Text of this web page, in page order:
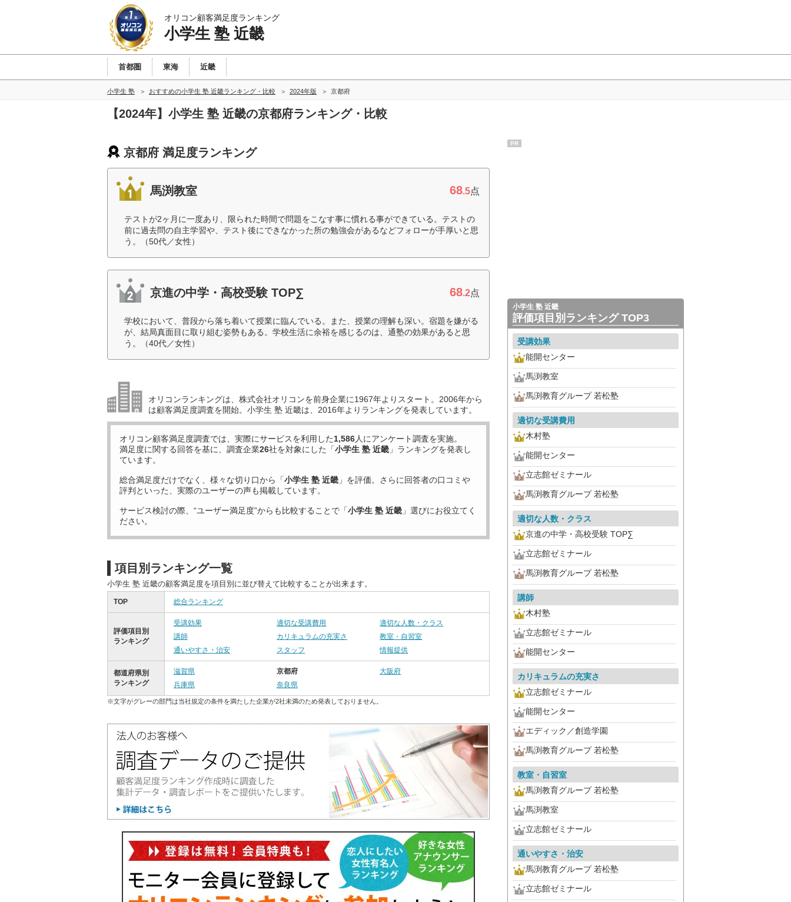
オリコン顧客満足度ランキング
小学生 塾 近畿
首都圏 東海 近畿
小学生 塾 おすすめの小学生 塾 近畿ランキング・比較 2024年版 京都府
【2024年】小学生 塾 近畿の京都府ランキング・比較
京都府 満足度ランキング
馬渕教室 68.5点
テストが2ヶ月に一度あり、限られた時間で問題をこなす事に慣れる事ができている。テストの
前に過去問の自主学習や、テスト後にできなかった所の勉強会があるなどフォローが手厚いと思
う。（50代／女性）
京進の中学・高校受験 TOP∑ 68.2点
学校において、普段から落ち着いて授業に臨んでいる。また、授業の理解も深い。宿題を嫌がる
が、結局真面目に取り組む姿勢もある。学校生活に余裕を感じるのは、通塾の効果があると思
う。（40代／女性）
オリコンランキングは、株式会社オリコンを前身企業に1967年よりスタート。2006年から
は顧客満足度調査を開始。小学生 塾 近畿は、2016年よりランキングを発表しています。
オリコン顧客満足度調査では、実際にサービスを利用した1,586人にアンケート調査を実施。
満足度に関する回答を基に、調査企業26社を対象にした「小学生 塾 近畿 」ランキングを発表し
ています。
総合満足度だけでなく、様々な切り口から「小学生 塾 近畿 」を評価。さらに回答者の口コミや
評判といった、実際のユーザーの声も掲載しています。
サービス検討の際、“ユーザー満足度”からも比較することで「小学生 塾 近畿 」選びにお役立てく
ださい。
項目別ランキング一覧
小学生 塾 近畿の顧客満足度を項目別に並び替えて比較することが出来ます。
TOP 総合ランキング
評価項目別
ランキング
受講効果 適切な受講費用
適切な人数・クラス
講師
カリキュラムの充実さ
教室・自習室
通いやすさ・治安
スタッフ 情報提供
都道府県別
ランキング
滋賀県 京都府
大阪府
兵庫県
奈良県
※文字がグレーの部門は当社規定の条件を満たした企業が2社未満のため発表しておりません。
PR
小学生 塾 近畿
評価項目別ランキング TOP3
受講効果
能開センター
馬渕教室
馬渕教育グループ 若松塾
適切な受講費用
木村塾
能開センター
立志館ゼミナール
馬渕教育グループ 若松塾
適切な人数・クラス
京進の中学・高校受験 TOP∑
立志館ゼミナール
馬渕教育グループ 若松塾
講師
木村塾
立志館ゼミナール
能開センター
カリキュラムの充実さ
立志館ゼミナール
能開センター
エディック／創造学園
馬渕教育グループ 若松塾
教室・自習室
馬渕教育グループ 若松塾
馬渕教室
立志館ゼミナール
通いやすさ・治安
馬渕教育グループ 若松塾
立志館ゼミナール